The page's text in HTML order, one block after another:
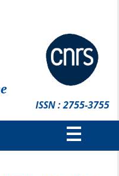
ISSN : 2755-3755